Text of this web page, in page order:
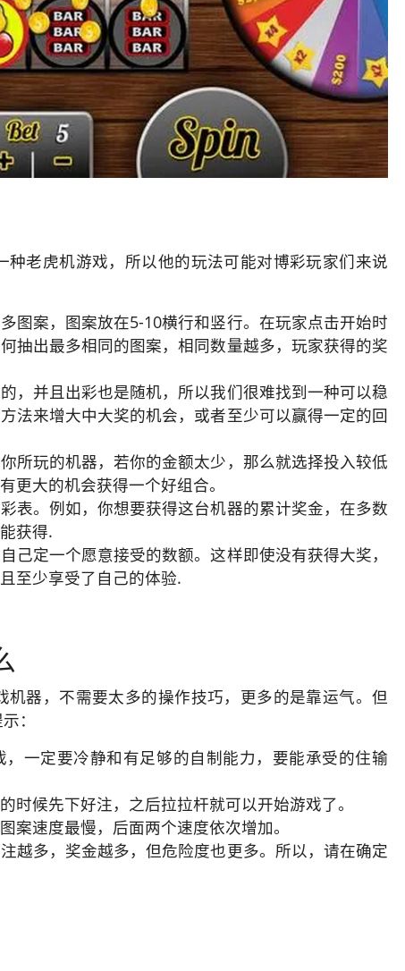
种老虎机游戏，所以他的玩法可能对博彩玩家们来说
图案，图案放在5-10横行和竖行。在玩家点击开始时
抽出最多相同的图案，相同数量越多，玩家获得的奖
，并且出彩也是随机，所以我们很难找到一种可以稳
法来增大中大奖的机会，或者至少可以赢得一定的回
所玩的机器，若你的金额太少，那么就选择投入较低
更大的机会获得一个好组合。
表。例如，你想要获得这台机器的累计奖金，在多数
获得.
己定一个愿意接受的数额。这样即使没有获得大奖，
至少享受了自己的体验.
机器，不需要太多的操作技巧，更多的是靠运气。但
：
一定要冷静和有足够的自制能力，要能承受的住输
时候先下好注，之后拉拉杆就可以开始游戏了。
案速度最慢，后面两个速度依次增加。
越多，奖金越多，但危险度也更多。所以，请在确定